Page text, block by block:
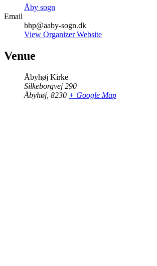
Åby sogn
Email
bhp@aaby-sogn.dk
View Organizer Website
Venue
Åbyhøj Kirke
Silkeborgvej 290
Åbyhøj 8230 + Google Map